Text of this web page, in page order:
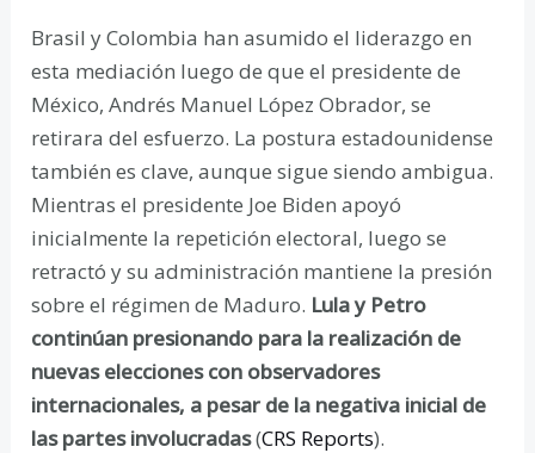
Brasil y Colombia han asumido el liderazgo en
esta mediación luego de que el presidente de
México, Andrés Manuel López Obrador, se
retirara del esfuerzo. La postura estadounidense
también es clave, aunque sigue siendo ambigua.
Mientras el presidente Joe Biden apoyó
inicialmente la repetición electoral, luego se
retractó y su administración mantiene la presión
sobre el régimen de Maduro. Lula y Petro
continúan presionando para la realización de
nuevas elecciones con observadores
internacionales, a pesar de la negativa inicial de
las partes involucradas(CRS Reports).